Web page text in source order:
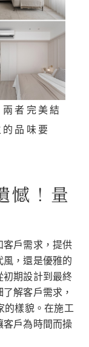
者完美結
品味要
憾！量
客戶需求，提供
風，還是優雅的
初期設計到最終
解客戶需求，
的樣貌。在施工
客戶為時間而操